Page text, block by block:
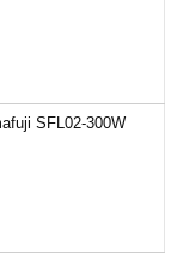
SFL02-300W